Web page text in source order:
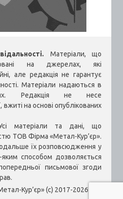
Матеріали, що
на джерелах, які
але редакція не гарантує
Матеріали надаються в
Редакція не несе
вжиті на основі опублікованих
матеріали та дані, що
ТОВ Фірма «Метал-Кур’єр».
їх розповсюдження у
способом дозволяється
письмової згоди
Кур’єр» (c) 2017-2026